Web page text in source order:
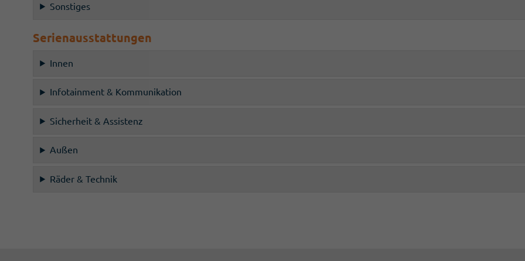
Sonstiges
Serienausstattungen
Innen
Infotainment & Kommunikation
Sicherheit & Assistenz
Außen
Räder & Technik